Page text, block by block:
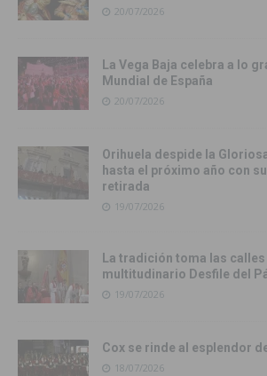
20/07/2026
La Vega Baja celebra a lo
Mundial de España
20/07/2026
Orihuela despide la
hasta el próximo año con
retirada
19/07/2026
La tradición toma las calles
multitudinario Desfile del
19/07/2026
Cox se rinde al esplendor
18/07/2026